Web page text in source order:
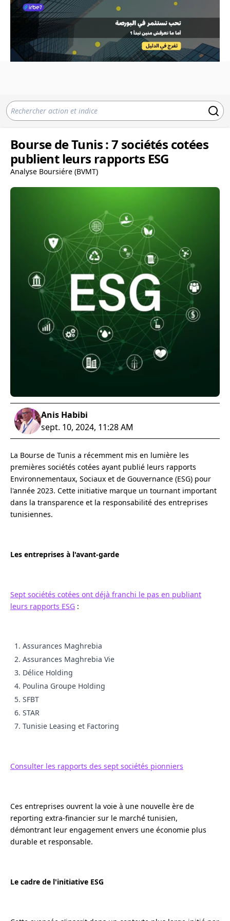
Bourse de Tunis : 7 sociétés cotées
publient leurs rapports ESG
Analyse Boursiére (BVMT)
Anis Habibi
sept. 10, 2024, 11:28 AM
La Bourse de Tunis a récemment mis en lumière les
premières sociétés cotées ayant publié leurs rapports
Environnementaux, Sociaux et de Gouvernance (ESG) pour
l'année 2023. Cette initiative marque un tournant important
dans la transparence et la responsabilité des entreprises
tunisiennes.
Les entreprises à l'avant-garde
Sept sociétés cotées ont déjà franchi le pas en publiant
leurs rapports ESG :
Assurances Maghrebia
Assurances Maghrebia Vie
Délice Holding
Poulina Groupe Holding
SFBT
STAR
Tunisie Leasing et Factoring
Consulter les rapports des sept sociétés pionniers
Ces entreprises ouvrent la voie à une nouvelle ère de
reporting extra-financier sur le marché tunisien,
démontrant leur engagement envers une économie plus
durable et responsable.
Le cadre de l'initiative ESG